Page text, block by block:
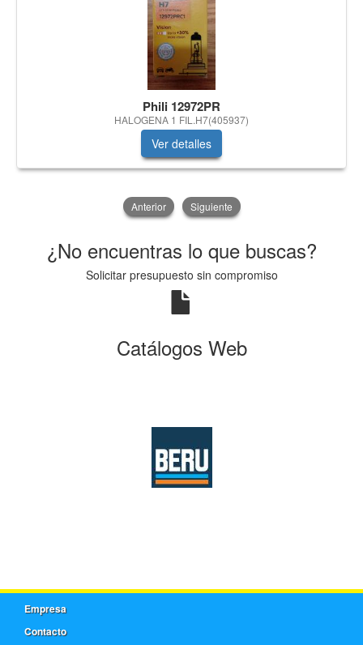
Phili 12972PR
HALOGENA 1 FIL.H7(405937)
Ver detalles
Anterior Siguiente
¿No encuentras lo que buscas?
Solicitar presupuesto sin compromiso
Catálogos Web
Empresa
Contacto